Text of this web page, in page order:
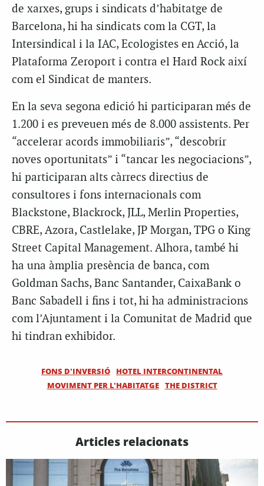
de xarxes, grups i sindicats d’habitatge de
Barcelona, hi ha sindicats com la CGT, la
Intersindical i la IAC, Ecologistes en Acció, la
Plataforma Zeroport i contra el Hard Rock així
com el Sindicat de manters.
En la seva segona edició hi participaran més de
1.200 i es preveuen més de 8.000 assistents. Per
“accelerar acords immobiliaris”, “descobrir
noves oportunitats” i “tancar les negociacions”,
hi participaran alts càrrecs directius de
consultores i fons internacionals com
Blackstone, Blackrock, JLL, Merlin Properties,
CBRE, Azora, Castlelake, JP Morgan, TPG o King
Street Capital Management. Alhora, també hi
ha una àmplia presència de banca, com
Goldman Sachs, Banc Santander, CaixaBank o
Banc Sabadell i fins i tot, hi ha administracions
com l’Ajuntament i la Comunitat de Madrid que
hi tindran exhibidor.
FONS D'INVERSIÓ
HOTEL INTERCONTINENTAL
MOVIMENT PER L'HABITATGE THE DISTRICT
Articles relacionats